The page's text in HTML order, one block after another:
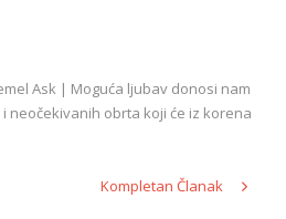
Ask | Moguća ljubav donosi nam
neočekivanih obrta koji će iz korena
Kompletan Članak